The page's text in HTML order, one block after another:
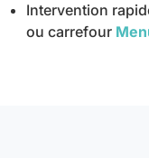
Intervention
ou carrefour